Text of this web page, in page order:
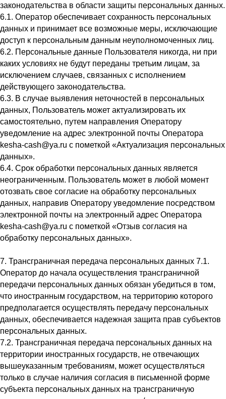
законодательства в области защиты персональных данных.
6.1. Оператор обеспечивает сохранность персональных
данных и принимает все возможные меры, исключающие
доступ к персональным данным неуполномоченных лиц.
6.2. Персональные данные Пользователя никогда, ни при
каких условиях не будут переданы третьим лицам, за
исключением случаев, связанных с исполнением
действующего законодательства.
6.3. В случае выявления неточностей в персональных
данных, Пользователь может актуализировать их
самостоятельно, путем направления Оператору
уведомление на адрес электронной почты Оператора
kesha-cash@ya.ru с пометкой «Актуализация персональных
данных».
6.4. Срок обработки персональных данных является
неограниченным. Пользователь может в любой момент
отозвать свое согласие на обработку персональных
данных, направив Оператору уведомление посредством
электронной почты на электронный адрес Оператора
kesha-cash@ya.ru с пометкой «Отзыв согласия на
обработку персональных данных».
7. Трансграничная передача персональных данных 7.1.
Оператор до начала осуществления трансграничной
передачи персональных данных обязан убедиться в том,
что иностранным государством, на территорию которого
предполагается осуществлять передачу персональных
данных, обеспечивается надежная защита прав субъектов
персональных данных.
7.2. Трансграничная передача персональных данных на
территории иностранных государств, не отвечающих
вышеуказанным требованиям, может осуществляться
только в случае наличия согласия в письменной форме
субъекта персональных данных на трансграничную